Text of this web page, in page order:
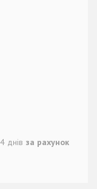
днів за рахунок